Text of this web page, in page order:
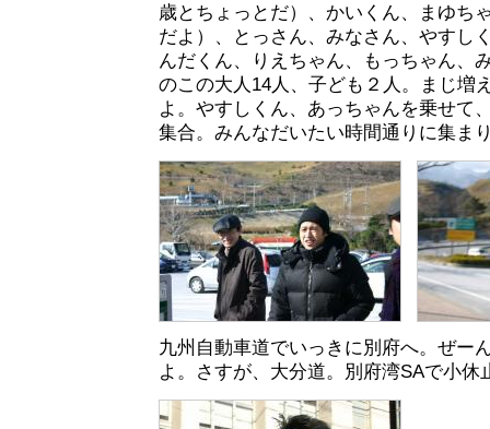
歳とちょっとだ）、かいくん、まゆち
だよ）、とっさん、みなさん、やすし
んだくん、りえちゃん、もっちゃん、
のこの大人14人、子ども２人。まじ増
よ。やすしくん、あっちゃんを乗せて
集合。みんなだいたい時間通りに集ま
九州自動車道でいっきに別府へ。ぜー
よ。さすが、大分道。別府湾SAで小休